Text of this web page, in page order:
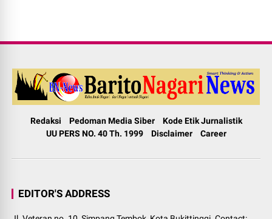
Redaksi Pedoman Media Siber
Kode Etik Jurnalistik
UU PERS NO. 40 Th. 1999
Disclaimer Career
EDITOR'S ADDRESS